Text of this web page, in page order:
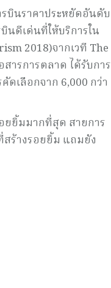
บินราคาประหยัดอันดับ
นดีเด่นที่ให้บริการใน
2018)จากเวที The
ารการตลาด ได้รับการ
ดเลือกจาก 6,000 กว่า
ยยิ้มมากที่สุด สายการ
สร้างรอยยิ้ม แถมยัง